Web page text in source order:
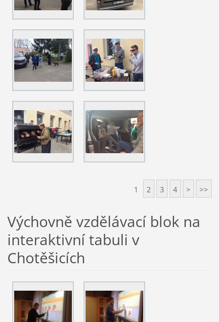
1 2 3 4 > >>
Výchovně vzdělávací blok na
interaktivní tabuli v
Chotěšicích